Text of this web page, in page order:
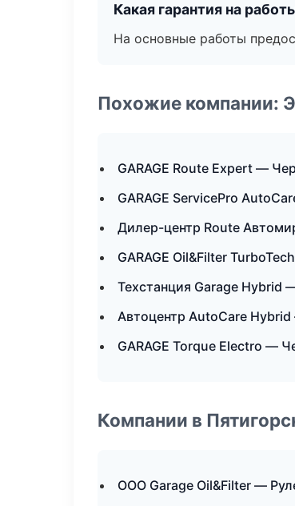
Какая гарантия на
На основные работы
Похожие компании:
GARAGE Route Expert —
GARAGE ServicePro
Дилер-центр Route
GARAGE Oil&Filter
Техстанция Garage Hybrid
Автоцентр AutoCare
GARAGE Torque Electro —
Компании в
ООО Garage Oil&Filter —